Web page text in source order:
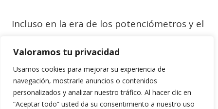
Valoramos tu privacidad
Usamos cookies para mejorar su experiencia de
navegación, mostrarle anuncios o contenidos
personalizados y analizar nuestro tráfico. Al hacer clic en
“Aceptar todo” usted da su consentimiento a nuestro uso
Incluso en la era de los potenciómetros y el
bueno siguen vigentes. La forma en que
gestionaba el esfuerzo en las contrarreloj,
dividiendo la etapa en tramos según sus
sensaciones y no solo por los datos